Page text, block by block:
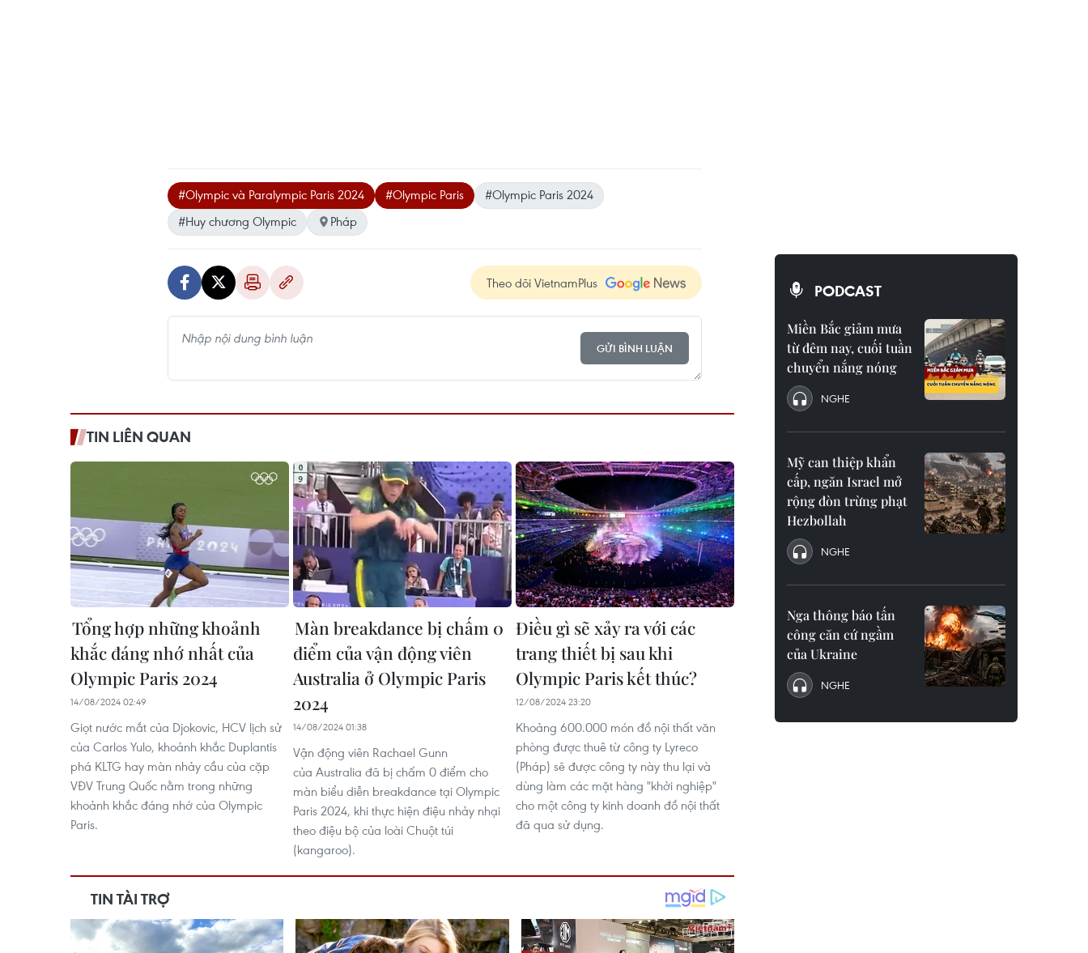
#Olympic và Paralympic Paris 2024 #Olympic Paris
#Olympic Paris 2024
#Huy chương Olympic
Pháp
Theo dõi VietnamPlus
GỬI BÌNH LUẬN
TIN LIÊN QUAN
Tổng hợp những khoảnh
khắc đáng nhớ nhất của
Olympic Paris 2024
14/08/2024 02:49
Giọt nước mắt của Djokovic, HCV lịch sử
của Carlos Yulo, khoảnh khắc Duplantis
phá KLTG hay màn nhảy cầu của cặp
VĐV Trung Quốc nằm trong những
khoảnh khắc đáng nhớ của Olympic
Paris.
Màn breakdance bị chấm 0
điểm của vận động viên
Australia ở Olympic Paris
2024
14/08/2024 01:38
Vận động viên Rachael Gunn
của Australia đã bị chấm 0 điểm cho
màn biểu diễn breakdance tại Olympic
Paris 2024, khi thực hiện điệu nhảy nhại
theo điệu bộ của loài Chuột túi
(kangaroo).
Điều gì sẽ xảy ra với các
trang thiết bị sau khi
Olympic Paris kết thúc?
12/08/2024 23:20
Khoảng 600.000 món đồ nội thất văn
phòng được thuê từ công ty Lyreco
(Pháp) sẽ được công ty này thu lại và
dùng làm các mặt hàng "khởi nghiệp"
cho một công ty kinh doanh đồ nội thất
đã qua sử dụng.
PODCAST
Miền Bắc giảm mưa
từ đêm nay, cuối tuần
chuyển nắng nóng
NGHE
Mỹ can thiệp khẩn
cấp, ngăn Israel mở
rộng đòn trừng phạt
Hezbollah
NGHE
Nga thông báo tấn
công căn cứ ngầm
của Ukraine
NGHE